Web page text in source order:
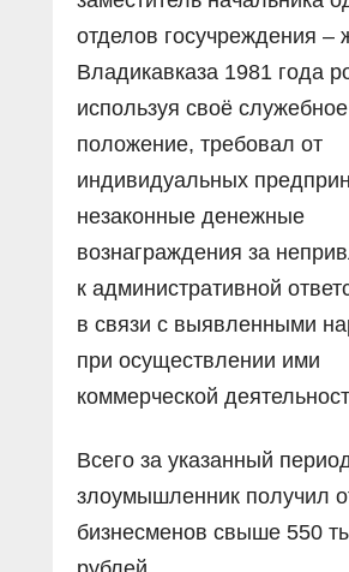
отделов госучреждения –
Владикавказа 1981 года
используя своё служебное
положение, требовал от
индивидуальных
незаконные денежные
вознаграждения за
к административной
в связи с выявленными
при осуществлении ими
коммерческой
Всего за указанный
злоумышленник получил
бизнесменов свыше 550